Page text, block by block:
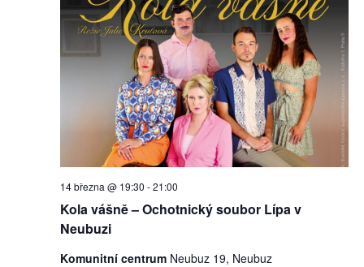
Kola vášně – Ochotnický soubor Lípa v
Neubuzi
14 března @ 19:30 -21:00
Komunitní centrum Neubuz 19, Neubuz